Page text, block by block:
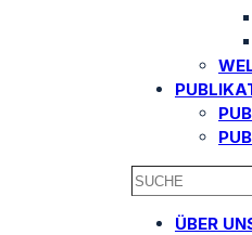
SEARCH
ÜBER